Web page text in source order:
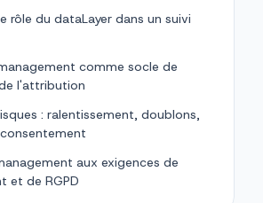
rôle du dataLayer dans un suivi
comme socle de
l'attribution
: ralentissement, doublons,
aux exigences de
et de RGPD